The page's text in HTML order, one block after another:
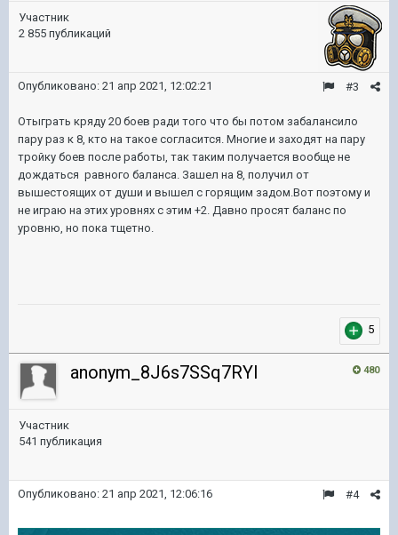
Участник
2 855 публикаций
#3
Опубликовано: 21 апр 2021, 12:02:21
Отыграть кряду 20 боев ради того что бы потом забалансило
пару раз к 8, кто на такое согласится. Многие и заходят на пару
тройку боев после работы, так таким получается вообще не
дождаться равного баланса. Зашел на 8, получил от
вышестоящих от души и вышел с горящим задом.Вот поэтому и
не играю на этих уровнях с этим +2. Давно просят баланс по
уровню, но пока тщетно.
5
480
anonym_8J6s7SSq7RYI
Участник
541 публикация
#4
Опубликовано: 21 апр 2021, 12:06:16